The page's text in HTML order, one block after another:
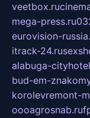
veetbox.ru
mega-press.ru
eurovision-
itrack-24.ru
alabuga-
bud-em-
korolevremont-
oooagrosnab.ru